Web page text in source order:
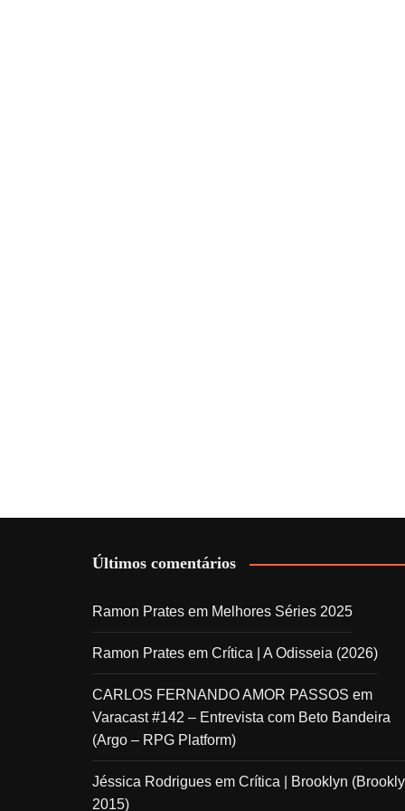
Últimos comentários
Ramon Prates em Melhores Séries 2025
Ramon Prates em Crítica | A Odisseia (2026)
CARLOS FERNANDO AMOR PASSOS em
Varacast #142 – Entrevista com Beto Bandeira
(Argo – RPG Platform)
Jéssica Rodrigues em Crítica | Brooklyn
2015)